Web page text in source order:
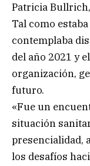
Patricia
Tal como
contemplaba
del año 2021 y
organización,
futuro.
«Fue un
situación
presencialidad,
los desafíos